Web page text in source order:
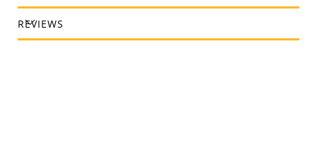
REVIEWS